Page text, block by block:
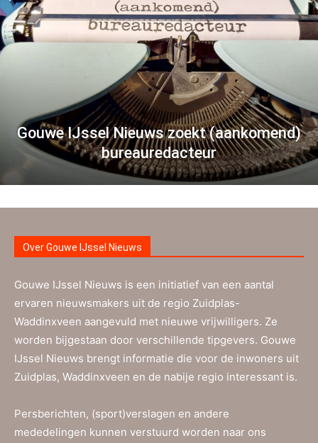
Gouwe IJssel Nieuws zoekt (aankomend)
bureauredacteur
Over Gouwe IJssel Nieuws
Gouwe IJssel Nieuws is een initiatief van een aantal
ervaren nieuwsmakers uit de regio Zuidplas-
Waddinxveen aangevuld met nieuwe vrijwilligers. Ze
worden bijgestaan door verschillende tipgevers. Gouwe
IJssel Nieuws brengt informatie die voor de inwoners uit
Zuidplas, Waddinxveen en de nabije regio interessant is.
Persberichten, (sport)verslagen en andere
mededelingen kunnen verstuurd worden naar ons